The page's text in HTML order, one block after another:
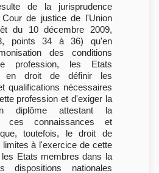
de la jurisprudence
de justice de l'Union
du 10 décembre 2009,
points 34 à 36) qu'en
des conditions
profession, les Etats
en droit de définir les
qualifications nécessaires
profession et d'exiger la
diplôme attestant la
ces connaissances et
toutefois, le droit de
limites à l'exercice de cette
Etats membres dans la
dispositions nationales